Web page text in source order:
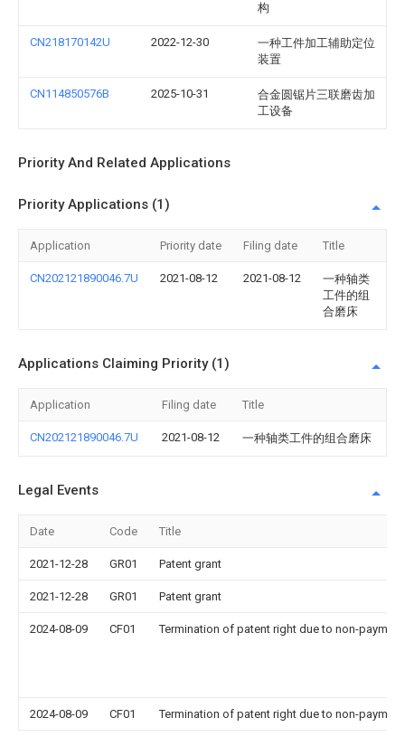
构
CN218170142U 2022-12-30
一种工件加工辅助定位
装置
CN114850576B 2025-10-31
合金圆锯片三联磨齿加
工设备
Priority And Related Applications
Priority Applications (1)
Application Priority date Filing date Title
CN202121890046.7U 2021-08-12 2021-08-12
一种轴类
工件的组
合磨床
Applications Claiming Priority (1)
Application Filing date Title
CN202121890046.7U 2021-08-12 一种轴类工件的组合磨床
Legal Events
Date Code Title
2021-12-28 GR01 Patent grant
2021-12-28 GR01 Patent grant
2024-08-09 CF01 Termination of patent right due to non-
2024-08-09 CF01 Termination of patent right due to non-